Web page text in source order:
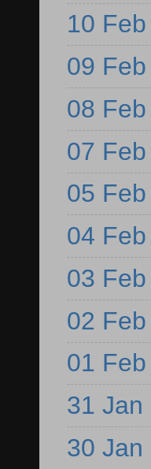
10 Feb
09 Feb
08 Feb
07 Feb
05 Feb
04 Feb
03 Feb
02 Feb
01 Feb
31 Jan
30 Jan